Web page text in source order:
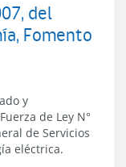
del
Fomento
y
de Ley N°
de Servicios
eléctrica.